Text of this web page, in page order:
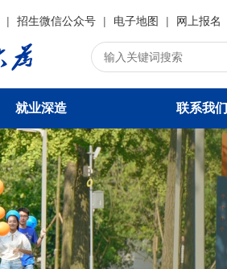
| 招生微信公众号 | 电子地图 | 网上报名
就业深造 联系我们